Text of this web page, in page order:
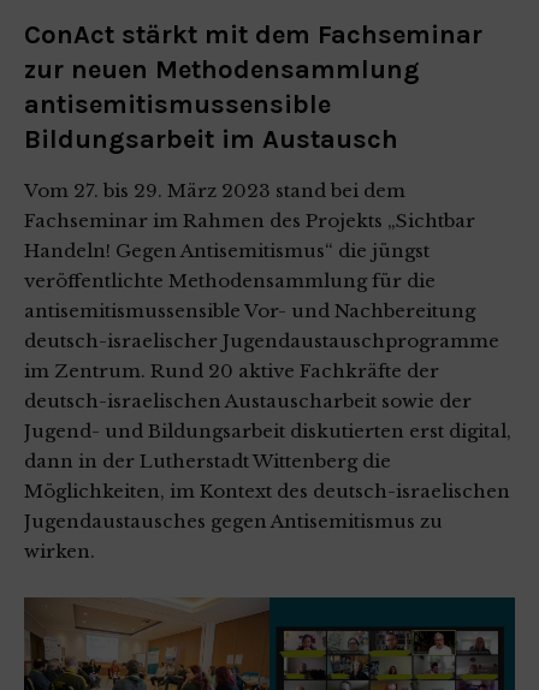
ConAct stärkt mit dem Fachseminar
zur neuen Methodensammlung
antisemitismussensible
Bildungsarbeit im Austausch
Vom 27. bis 29. März 2023 stand bei dem
Fachseminar im Rahmen des Projekts „Sichtbar
Handeln! Gegen Antisemitismus“ die jüngst
veröffentlichte Methodensammlung für die
antisemitismussensible Vor- und Nachbereitung
deutsch-israelischer Jugendaustauschprogramme
im Zentrum. Rund 20 aktive Fachkräfte der
deutsch-israelischen Austauscharbeit sowie der
Jugend- und Bildungsarbeit diskutierten erst digital,
dann in der Lutherstadt Wittenberg die
Möglichkeiten, im Kontext des deutsch-israelischen
Jugendaustausches gegen Antisemitismus zu
wirken.